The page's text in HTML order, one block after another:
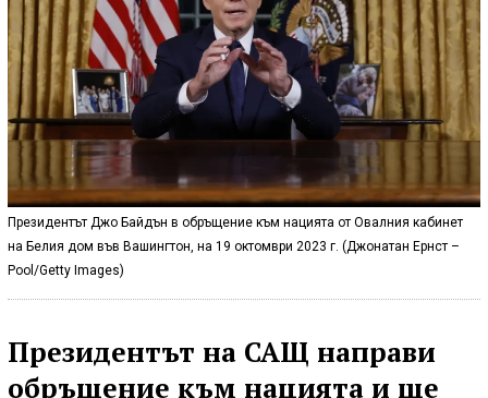
Президентът Джо Байдън в обръщение към нацията от Овалния кабинет
на Белия дом във Вашингтон, на 19 октомври 2023 г. (Джонатан Ернст –
Pool/Getty Images)
Президентът на САЩ направи
обръщение към нацията и ще